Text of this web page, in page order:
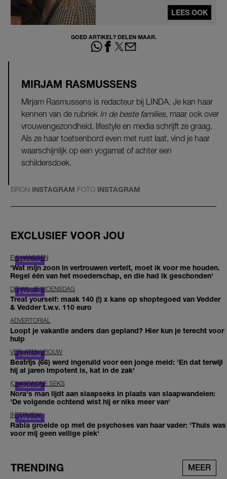
LEES OOK
GOED ARTIKEL? DELEN MAAR.
MIRJAM RASMUSSENS
Mirjam Rasmussens is redacteur bij LINDA. Je kan haar
kennen van de rubriek In de beste families, maar ook over
vrouwengezondheid, lifestyle en media schrijft ze graag.
Als ze haar toetsenbord even met rust laat, vind je haar
waarschijnlijk op een yogamat of achter een
schildersdoek.
BRON INSTAGRAM FOTO INSTAGRAM
EXCLUSIEF VOOR JOU
EVI HANSSEN
'Wat mijn zoon in vertrouwen vertelt, moet ik voor me houden.
Regel één van het moederschap, en die had ik geschonden'
DIT-WIL-JE WOENSDAG
Treat yourself: maak 140 (!) x kans op shoptegoed van Vedder
& Vedder t.w.v. 110 euro
ADVERTORIAL
Loopt je vakantie anders dan gepland? Hier kun je terecht voor
hulp
VERLATEN VROUW
Beatrijs (66) werd ingeruild voor een jonge meid: 'En dat terwijl
hij al jaren impotent is, kat in de zak'
(ON)GEWONE SEKS
Nora's man lijdt aan slaapseks in plaats van slaapwandelen:
'De volgende ochtend wist hij er niks meer van'
INTERVIEW
Rabia groeide op met de psychoses van haar vader: 'Thuis was
voor mij geen veilige plek'
TRENDING MEER